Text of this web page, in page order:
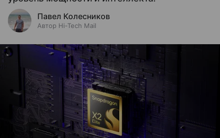
Павел Колесников
Автор Hi-Tech Mail